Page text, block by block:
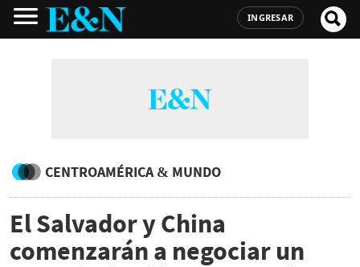
INGRESAR
CENTROAMÉRICA & MUNDO
El Salvador y China
comenzarán a negociar un